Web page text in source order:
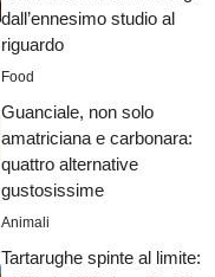
dall’ennesimo studio al
riguardo
Food
Guanciale, non solo
amatriciana e carbonara:
quattro alternative
gustosissime
Animali
Tartarughe spinte al limite: